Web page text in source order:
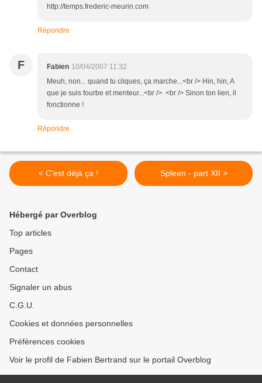
http://temps.frederic-meurin.com
Répondre
F Fabien 10/04/2007 11:32
Meuh, non... quand tu cliques, ça marche...<br /> Hin, hin, A
que je suis fourbe et menteur...<br /> <br /> Sinon ton lien, il
fonctionne !
Répondre
< C'est déjà ça ! Spleen - part XII >
Hébergé par Overblog
Top articles
Pages
Contact
Signaler un abus
C.G.U.
Cookies et données personnelles
Préférences cookies
Voir le profil de Fabien Bertrand sur le portail Overblog